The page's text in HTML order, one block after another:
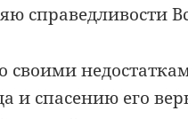
справедливости
своими
и спасению его